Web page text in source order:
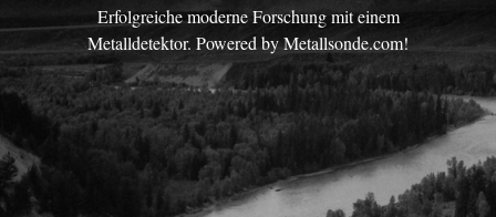
Erfolgreiche moderne Forschung mit einem
Metalldetektor. Powered by Metallsonde.com!